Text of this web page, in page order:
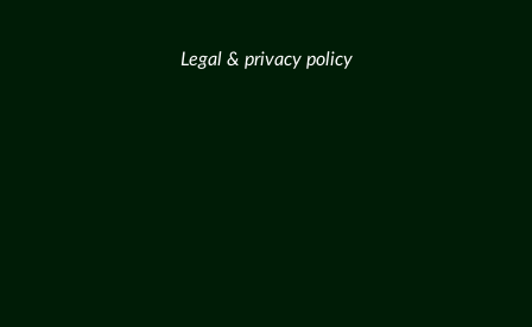
Legal & privacy policy